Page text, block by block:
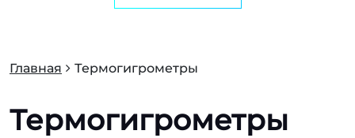
Главная Термогигрометры
Термогигрометры